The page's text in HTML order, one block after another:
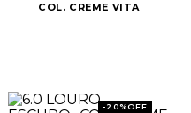
COL. CREME VITA
-20%OFF